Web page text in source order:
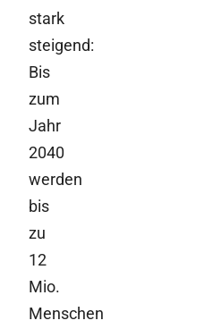
stark
steigend:
Bis
zum
Jahr
2040
werden
bis
zu
12
Mio.
Menschen